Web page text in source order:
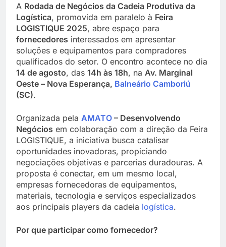
A Rodada de Negócios da Cadeia Produtiva da
Logística, promovida em paralelo à Feira
LOGISTIQUE 2025, abre espaço para
fornecedores interessados em apresentar
soluções e equipamentos para compradores
qualificados do setor. O encontro acontece no dia
14 de agosto, das 14h às 18h, na Av. Marginal
Oeste – Nova Esperança, Balneário Camboriú
(SC).
Organizada pela AMATO – Desenvolvendo
Negócios em colaboração com a direção da Feira
LOGISTIQUE, a iniciativa busca catalisar
oportunidades inovadoras, propiciando
negociações objetivas e parcerias duradouras. A
proposta é conectar, em um mesmo local,
empresas fornecedoras de equipamentos,
materiais, tecnologia e serviços especializados
aos principais players da cadeia logística.
Por que participar como fornecedor?